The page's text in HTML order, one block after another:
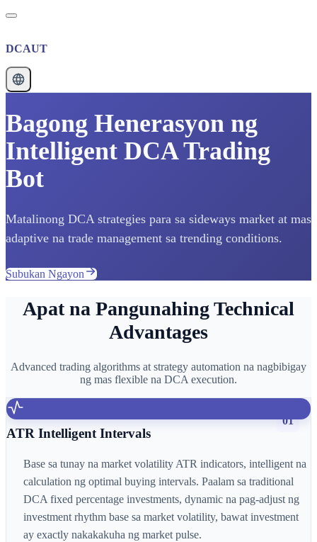
DCAUT
Bagong Henerasyon ng
Intelligent DCA Trading
Bot
Matalinong DCA strategies para sa sideways market at mas
adaptive na trade management sa trending conditions.
Subukan Ngayon
Apat na Pangunahing Technical
Advantages
Advanced trading algorithms at strategy automation na nagbibigay
ng mas flexible na DCA execution.
01
ATR Intelligent Intervals
Base sa tunay na market volatility ATR indicators, intelligent na
calculation ng optimal buying intervals. Paalam sa traditional
DCA fixed percentage investments, dynamic na pag-adjust ng
investment rhythm base sa market volatility, bawat investment
ay exactly nakakakuha ng market pulse.